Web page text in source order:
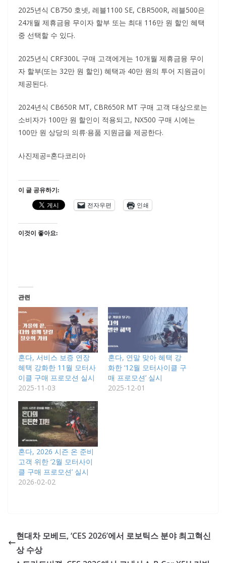
2025년식 CB750 호넷, 레블1100 SE, CBR500R, 레블500은
24개월 제휴금융 무이자 할부 또는 최대 116만 원 할인 혜택
중 선택할 수 있다.
2025년식 CRF300L 구매 고객에게는 10개월 제휴금융 무이
자 할부(또는 32만 원 할인) 혜택과 40만 원의 투어 지원금이
제공된다.
2024년식 CB650R MT, CBR650R MT 구매 고객 대상으로는
소비자가 100만 원 할인이 적용되고, NX500 구매 시에는
100만 원 상당의 의류·용품 지원금을 제공한다.
사진제공=혼다코리아
이 글 공유하기:
전자우편
인쇄
이것이 좋아요:
관련
혼다, 서비스 보증 연장
혜택 강화한 11월 모터사
이클 구매 프로모션 실시
2025-11-03
혼다, 연말 맞아 혜택 강
화한 ‘12월 모터사이클 구
매 프로모션’ 실시
2025-12-01
혼다, 2026 시즌 온 준비
고객 위한 ‘2월 모터사이
클 구매 프로모션’ 실시
2026-02-02
현대차 모베드, ‘CES 2026’에서 로보틱스 분야 최고혁신
상 수상